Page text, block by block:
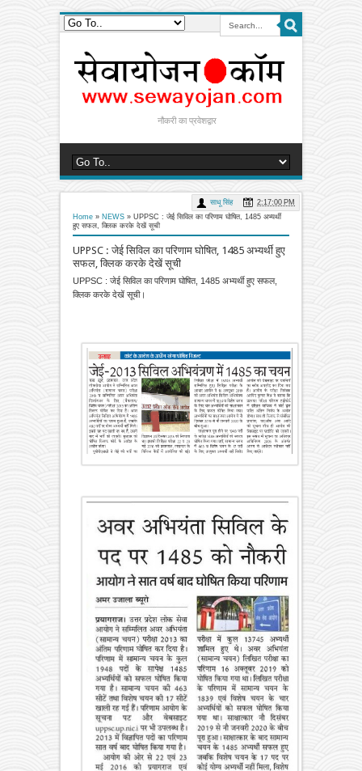
नौकरी का प्रवेशद्वार
Home » NEWS » UPPSC : जेई सिविल का परिणाम घोषित, 1485 अभ्यर्थी
हुए सफल, क्लिक करके देखें सूची
UPPSC : जेई सिविल का परिणाम घोषित, 1485 अभ्यर्थी हुए
सफल, क्लिक करके देखें सूची
साधू सिंह 2:17:00 PM
UPPSC : जेई सिविल का परिणाम घोषित, 1485 अभ्यर्थी हुए सफल,
क्लिक करके देखें सूची।